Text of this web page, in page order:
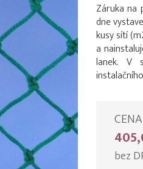
Záruka na
dne
kusy sítí
a
lanek. V
bez